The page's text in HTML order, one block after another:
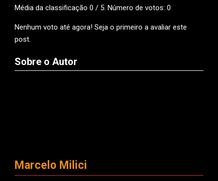
Média da classificação 0 / 5. Número de votos: 0
Nenhum voto até agora! Seja o primeiro a avaliar este
post.
Sobre o Autor
Marcelo Milici